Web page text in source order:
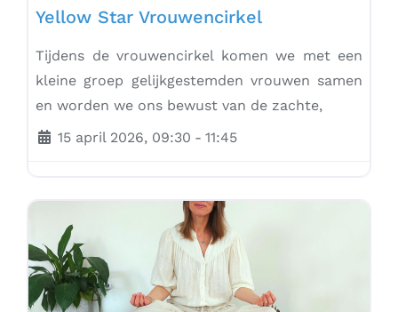
Yellow Star Vrouwencirkel
Tijdens de vrouwencirkel komen we met een
kleine groep gelijkgestemden vrouwen samen
en worden we ons bewust van de zachte,
15 april 2026, 09:30 - 11:45